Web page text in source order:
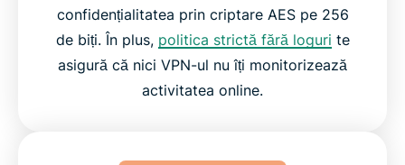
confidențialitatea prin criptare AES pe 256
de biți. În plus, politica strictă fără loguri te
asigură că nici VPN-ul nu îți monitorizează
activitatea online.